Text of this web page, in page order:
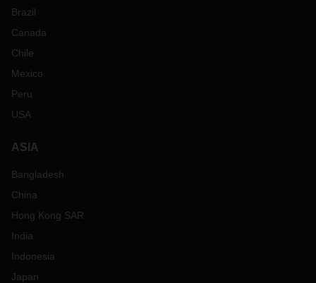
Brazil
Canada
Chile
Mexico
Peru
USA
ASIA
Bangladesh
China
Hong Kong SAR
India
Indonesia
Japan